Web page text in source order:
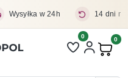
Wysyłka w 24h 14 dni
Liczba pozycji
0 0